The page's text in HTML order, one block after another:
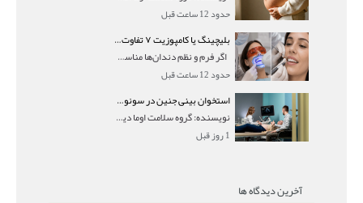
حدود 12 ساعت قبل
بلیچینگ یا کامپوزیت ۷ تفاوت مهم برای انتخاب درست
اگر فرم و نظم دندان‌ها مناسب است و مشکل
حدود 12 ساعت قبل
استخوان بینی جنین در سونوگرافی؛ دیده نشدن یا دیر تشکیل شدن آن چه معنایی دارد؟
نویسنده: گروه سلامت اوما دیده نشدن استخوان بینی جن
1 روز قبل
آخرین دیدگاه ها